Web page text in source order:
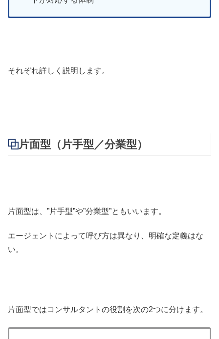
それぞれ詳しく説明します。
片面型（片手型／分業型）
片面型は、”片手型”や”分業型”ともいいます。
エージェントによって呼び方は異なり、明確な定義はな
い。
片面型ではコンサルタントの役割を次の2つに分けます。